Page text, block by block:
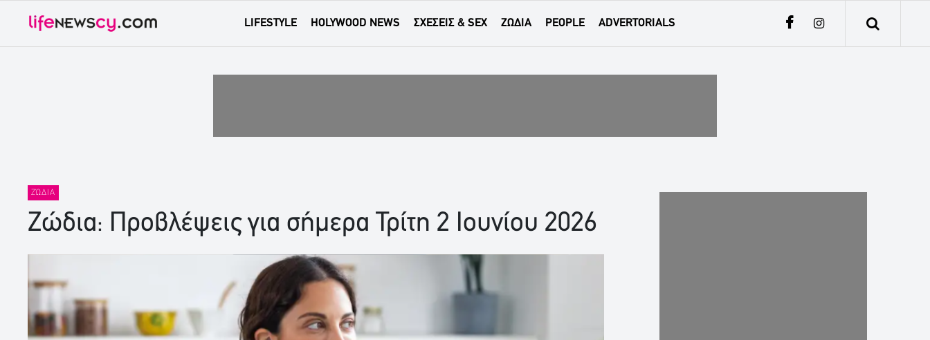
LIFESTYLE HOLYWOOD NEWS ΣΧΕΣΕΙΣ & SEX ΖΩΔΙΑ PEOPLE ADVERTORIALS
ΖΏΔΙΑ
Ζώδια: Προβλέψεις για σήμερα Τρίτη 2 Ιουνίου 2026